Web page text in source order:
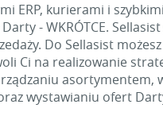
ERP, kurierami i
- WKRÓTCE.
Do Sellasist
Ci na realizowanie
asortymentem,
wystawianiu ofert